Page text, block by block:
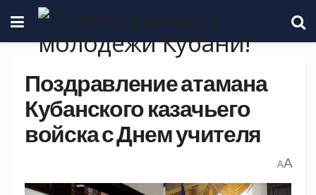
Поздравление атамана
Кубанского казачьего
войска с Днем учителя
AA